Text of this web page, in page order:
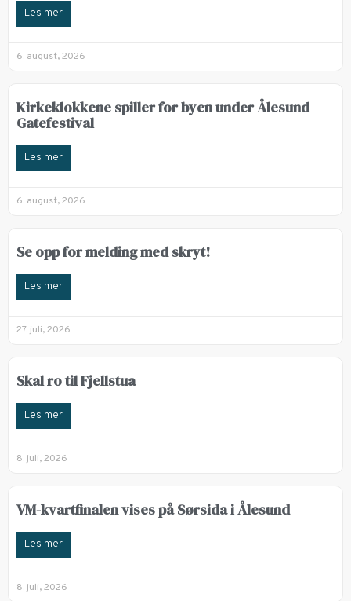
Les mer
6. august, 2026
Kirkeklokkene spiller for byen under Ålesund
Gatefestival
Les mer
6. august, 2026
Se opp for melding med skryt!
Les mer
27. juli, 2026
Skal ro til Fjellstua
Les mer
8. juli, 2026
VM-kvartfinalen vises på Sørsida i Ålesund
Les mer
8. juli, 2026